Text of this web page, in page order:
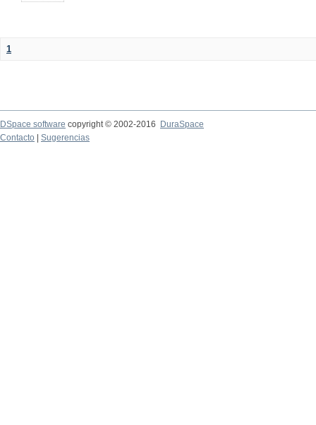
1
DSpace software copyright © 2002-2016
DuraSpace
Contacto
Sugerencias